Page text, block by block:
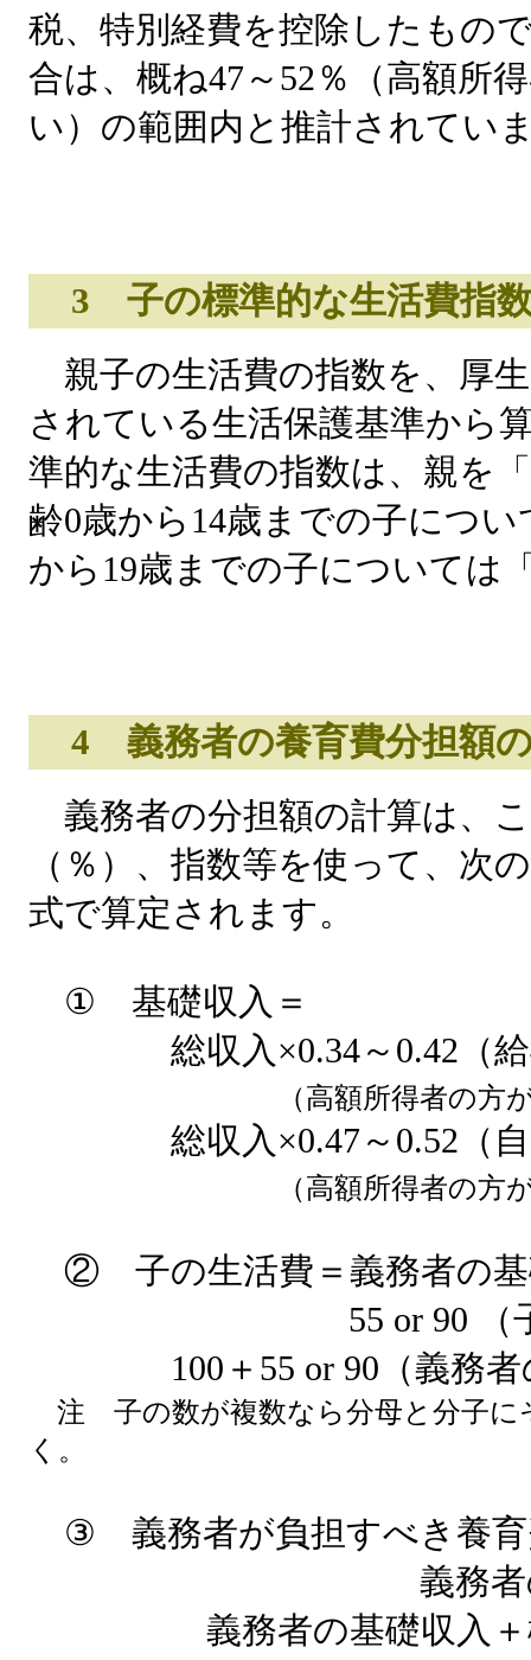
税、特別経費を控除したもの
合は、概ね47～52％（高額所
い）の範囲内と推計されてい
3 子の標準的な生活費指
親子の生活費の指数を、厚
されている生活保護基準から
準的な生活費の指数は、親を
齢0歳から14歳までの子につい
から19歳までの子については
4 義務者の養育費分担額
義務者の分担額の計算は、
（％）、指数等を使って、次
式で算定されます。
① 基礎収入＝
総収入×0.34～0.42（給
（高額所得者の方
総収入×0.47～0.52（自
（高額所得者の方
② 子の生活費＝義務者の基
55 or 90 （子の
100＋55 or 90（義務
注 子の数が複数なら分母と分子に
く。
③ 義務者が負担すべき養育
義務者の基
義務者の基礎収入